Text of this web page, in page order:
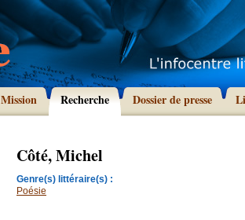
Mission Recherche Dossier de presse
Côté, Michel
Genre(s) littéraire(s) :
Poésie